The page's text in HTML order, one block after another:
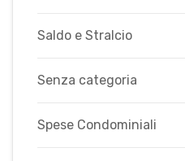
Saldo e Stralcio
Senza categoria
Spese Condominiali